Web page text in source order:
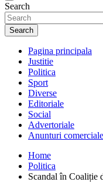
Search
Search
Pagina principala
Justitie
Politica
Sport
Diverse
Editoriale
Social
Advertoriale
Anunturi comerciale
Home
Politica
Scandal în Coaliție